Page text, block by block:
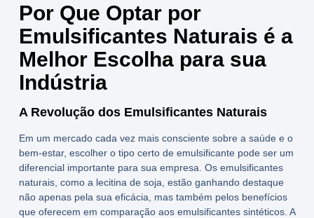
Por Que Optar por
Emulsificantes Naturais é a
Melhor Escolha para sua
Indústria
A Revolução dos Emulsificantes Naturais
Em um mercado cada vez mais consciente sobre a saúde e o
bem-estar, escolher o tipo certo de emulsificante pode ser um
diferencial importante para sua empresa. Os emulsificantes
naturais, como a lecitina de soja , estão ganhando destaque
não apenas pela sua eficácia, mas também pelos benefícios
que oferecem em comparação aos emulsificantes sintéticos. A